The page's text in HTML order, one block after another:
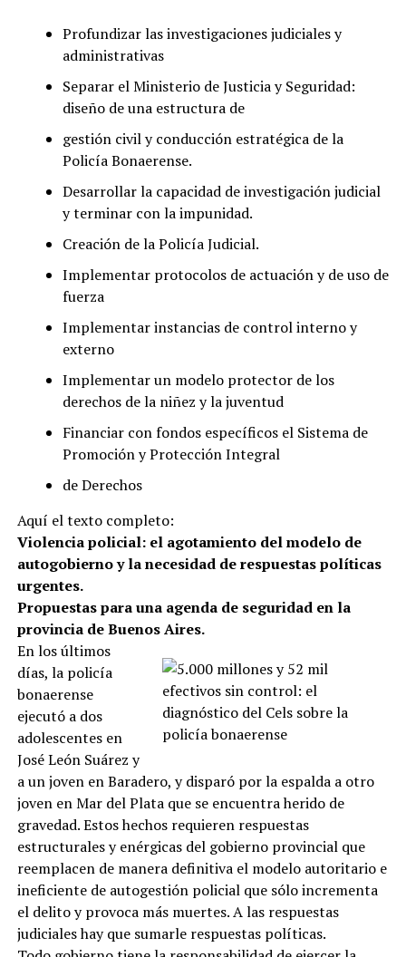
Profundizar las investigaciones judiciales y
administrativas
Separar el Ministerio de Justicia y Seguridad:
diseño de una estructura de
gestión civil y conducción estratégica de la
Policía Bonaerense.
Desarrollar la capacidad de investigación judicial
y terminar con la impunidad.
Creación de la Policía Judicial.
Implementar protocolos de actuación y de uso de
fuerza
Implementar instancias de control interno y
externo
Implementar un modelo protector de los
derechos de la niñez y la juventud
Financiar con fondos específicos el Sistema de
Promoción y Protección Integral
de Derechos
Aquí el texto completo:
Violencia policial: el agotamiento del modelo de
autogobierno y la necesidad de respuestas políticas
urgentes.
Propuestas para una agenda de seguridad en la
provincia de Buenos Aires.
En los últimos
días, la policía
bonaerense
ejecutó a dos
adolescentes en
José León Suárez y
a un joven en Baradero, y disparó por la espalda a otro
joven en Mar del Plata que se encuentra herido de
gravedad. Estos hechos requieren respuestas
estructurales y enérgicas del gobierno provincial que
reemplacen de manera definitiva el modelo autoritario e
ineficiente de autogestión policial que sólo incrementa
el delito y provoca más muertes. A las respuestas
judiciales hay que sumarle respuestas políticas.